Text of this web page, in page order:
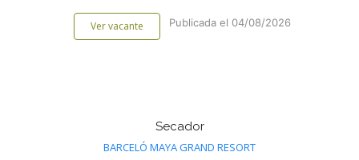
Ver vacante Publicada el 04/08/2026
Secador
BARCELÓ MAYA GRAND RESORT